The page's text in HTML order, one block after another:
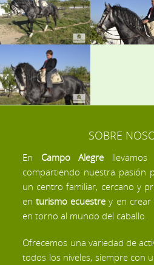
SOBRE
En Campo Alegre
compartiendo nuestra pasión
un centro familiar, cercano y
enturismo ecuestre y en crear
en torno al mundo del caballo.
Ofrecemos una variedad de
todos los niveles, siempre con